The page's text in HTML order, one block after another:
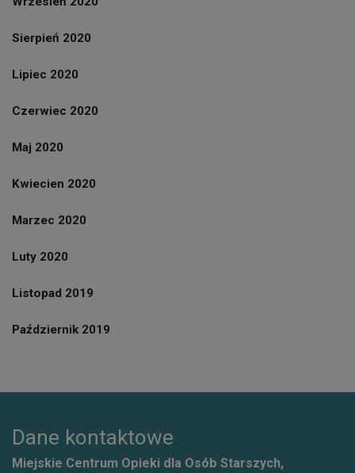
Sierpień 2020
Lipiec 2020
Czerwiec 2020
Maj 2020
Kwiecien 2020
Marzec 2020
Luty 2020
Listopad 2019
Październik 2019
Dane kontaktowe
Miejskie Centrum Opieki dla Osób Starszych,